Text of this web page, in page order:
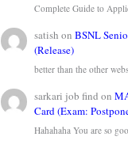
Complete Guide to
satish onBSNL
(Release)
better than the other
sarkari job find on
Card (Exam:
Hahahaha You are so